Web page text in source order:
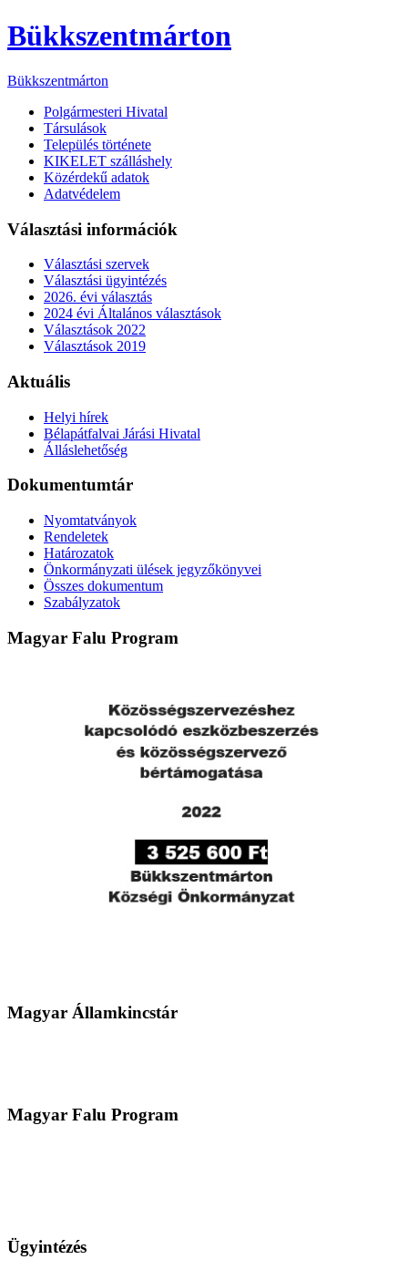
Bükkszentmárton
Bükkszentmárton
Polgármesteri Hivatal
Társulások
Település története
KIKELET szálláshely
Közérdekű adatok
Adatvédelem
Választási információk
Választási szervek
Választási ügyintézés
2026. évi választás
2024 évi Általános választások
Választások 2022
Választások 2019
Aktuális
Helyi hírek
Bélapátfalvai Járási Hivatal
Álláslehetőség
Dokumentumtár
Nyomtatványok
Rendeletek
Határozatok
Önkormányzati ülések jegyzőkönyvei
Összes dokumentum
Szabályzatok
Magyar Falu Program
Magyar Államkincstár
Magyar Falu Program
Ügyintézés